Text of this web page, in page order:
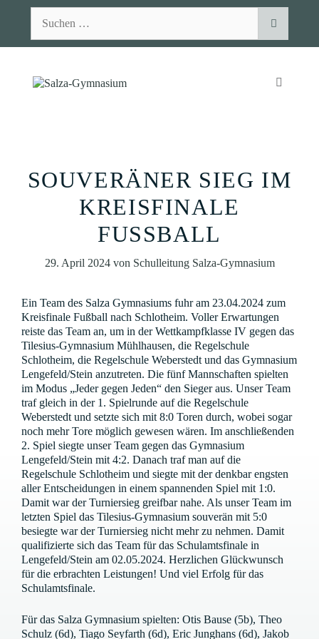
nach:
SOUVERÄNER SIEG IM
KREISFINALE
FUSSBALL
29. April 2024 von Schulleitung Salza-Gymnasium
Ein Team des Salza Gymnasiums fuhr am 23.04.2024 zum
Kreisfinale Fußball nach Schlotheim. Voller Erwartungen
reiste das Team an, um in der Wettkampfklasse IV gegen das
Tilesius-Gymnasium Mühlhausen, die Regelschule
Schlotheim, die Regelschule Weberstedt und das Gymnasium
Lengefeld/Stein anzutreten. Die fünf Mannschaften spielten
im Modus „Jeder gegen Jeden“ den Sieger aus. Unser Team
traf gleich in der 1. Spielrunde auf die Regelschule
Weberstedt und setzte sich mit 8:0 Toren durch, wobei sogar
noch mehr Tore möglich gewesen wären. Im anschließenden
2. Spiel siegte unser Team gegen das Gymnasium
Lengefeld/Stein mit 4:2. Danach traf man auf die
Regelschule Schlotheim und siegte mit der denkbar engsten
aller Entscheidungen in einem spannenden Spiel mit 1:0.
Damit war der Turniersieg greifbar nahe. Als unser Team im
letzten Spiel das Tilesius-Gymnasium souverän mit 5:0
besiegte war der Turniersieg nicht mehr zu nehmen. Damit
qualifizierte sich das Team für das Schulamtsfinale in
Lengefeld/Stein am 02.05.2024. Herzlichen Glückwunsch
für die erbrachten Leistungen! Und viel Erfolg für das
Schulamtsfinale.
Für das Salza Gymnasium spielten: Otis Bause (5b), Theo
Schulz (6d), Tiago Seyfarth (6d), Eric Junghans (6d), Jakob